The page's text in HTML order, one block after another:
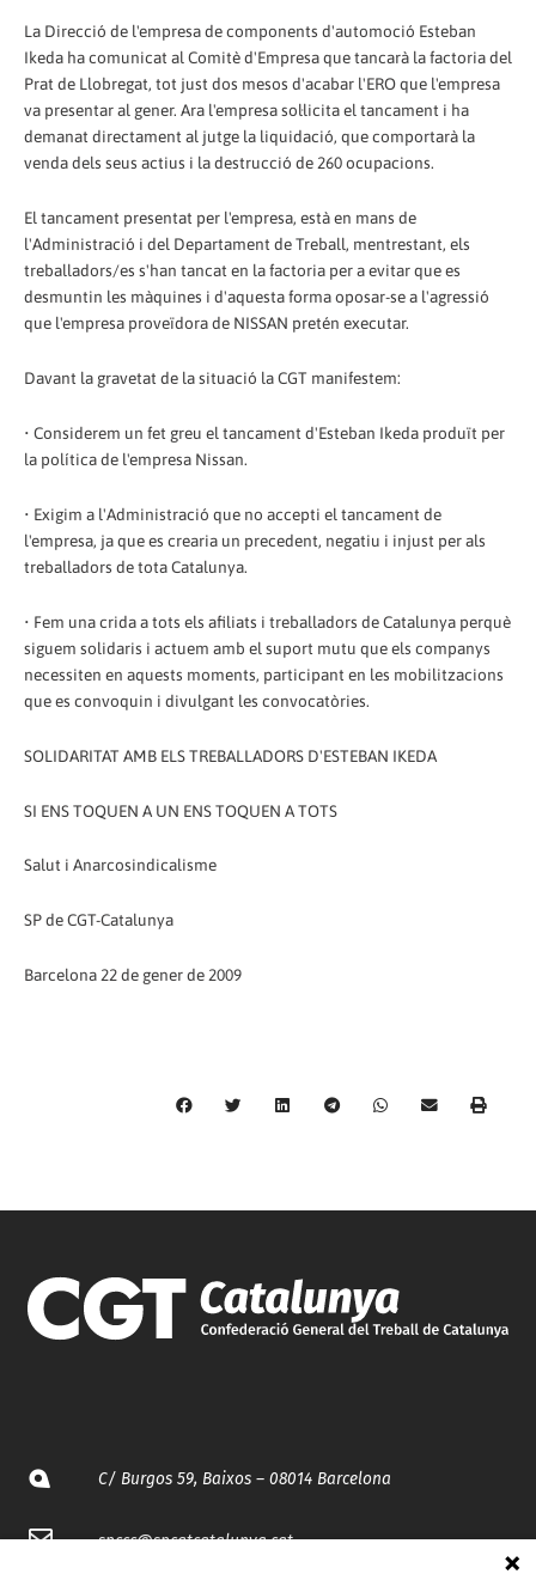
La Direcció de l'empresa de components d'automoció Esteban
Ikeda ha comunicat al Comitè d'Empresa que tancarà la factoria del
Prat de Llobregat, tot just dos mesos d'acabar l'ERO que l'empresa
va presentar al gener. Ara l'empresa sol·licita el tancament i ha
demanat directament al jutge la liquidació, que comportarà la
venda dels seus actius i la destrucció de 260 ocupacions.
El tancament presentat per l'empresa, està en mans de
l'Administració i del Departament de Treball, mentrestant, els
treballadors/es s'han tancat en la factoria per a evitar que es
desmuntin les màquines i d'aquesta forma oposar-se a l'agressió
que l'empresa proveïdora de NISSAN pretén executar.
Davant la gravetat de la situació la CGT manifestem:
• Considerem un fet greu el tancament d'Esteban Ikeda produït per
la política de l'empresa Nissan.
• Exigim a l'Administració que no accepti el tancament de
l'empresa, ja que es crearia un precedent, negatiu i injust per als
treballadors de tota Catalunya.
• Fem una crida a tots els afiliats i treballadors de Catalunya perquè
siguem solidaris i actuem amb el suport mutu que els companys
necessiten en aquests moments, participant en les mobilitzacions
que es convoquin i divulgant les convocatòries.
SOLIDARITAT AMB ELS TREBALLADORS D'ESTEBAN IKEDA
SI ENS TOQUEN A UN ENS TOQUEN A TOTS
Salut i Anarcosindicalisme
SP de CGT-Catalunya
Barcelona 22 de gener de 2009
C/ Burgos 59, Baixos – 08014 Barcelona
spccc@spcgtcatalunya.cat